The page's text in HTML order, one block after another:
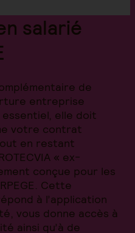
salarié
de
entreprise
elle doit
votre contrat
en restant
« ex-
conçue pour les
Cette
à l’application
vous donne accès à
ainsi qu’à de